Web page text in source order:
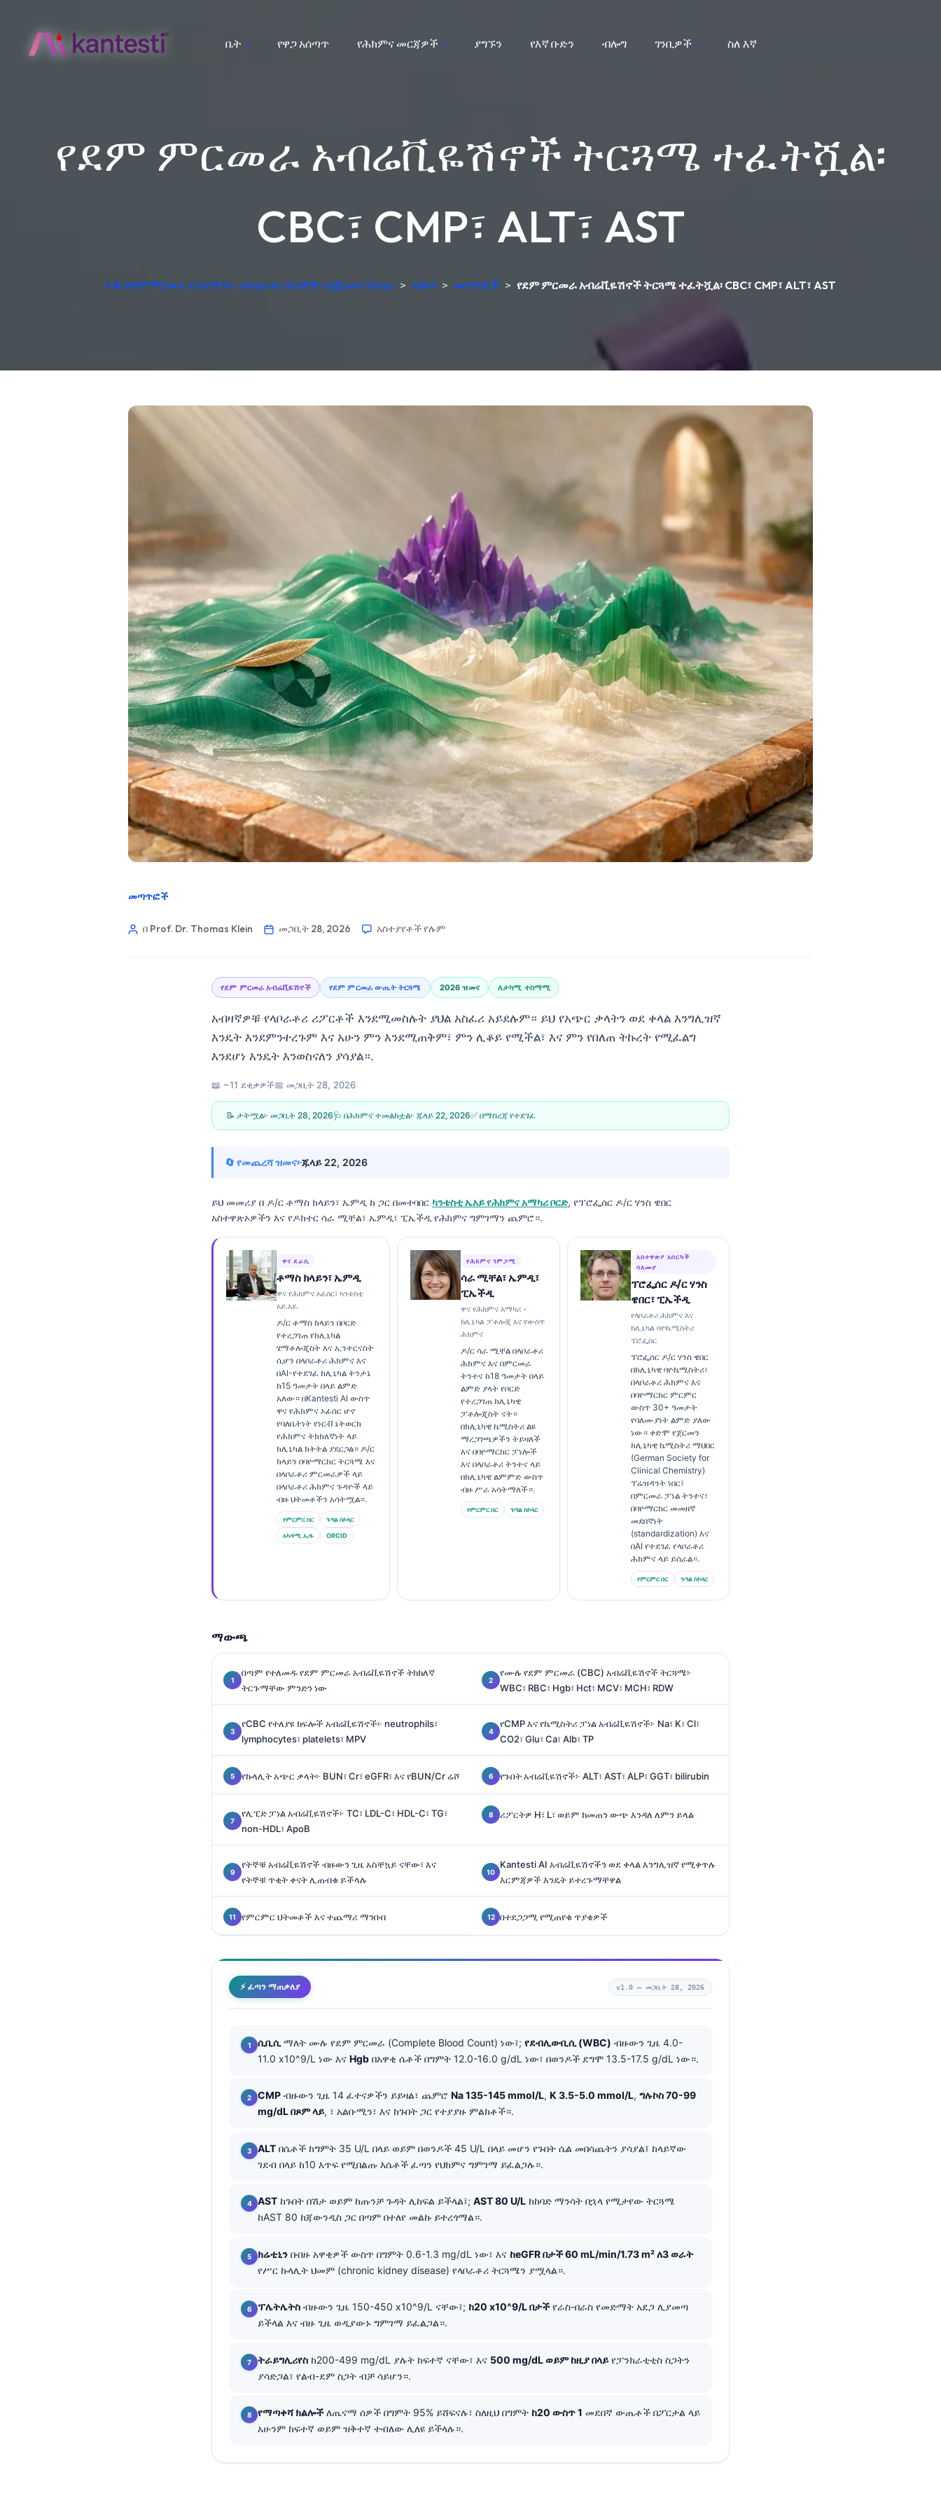
ቤት የዋጋ አሰጣጥ የሕክምና መርጃዎች ያግኙን የእኛ ቡድን ብሎግ ገንቢዎች ስለ እኛ
የደም ምርመራ አብሬቪዬሽኖች ትርጓሜ ተፈትሿል፡
CBC፣ CMP፣ ALT፣ AST
የ AI የደም ምርመራ ተንታኝ ነፃ - የላብራቶሪ ትርጓሜ ፣ በጀርመን የተሰራ > ብሎግ > መጣጥፎች > የደም ምርመራ አብሬቪዬሽኖች ትርጓሜ ተፈትሿል፡ CBC፣ CMP፣ ALT፣ AST
መጣጥፎች
በ Prof. Dr. Thomas Klein መጋቢት 28, 2026 አስተያየቶች የሉም
የደም ምርመራ አብሬቪዬሽኖች የደም ምርመራ ውጤት ትርጓሜ 2026 ዝመና ለታካሚ ተስማሚ
አብዛኛዎቹ የላቦራቶሪ ሪፖርቶች እንደሚመስሉት ያህል አስፈሪ አይደሉም። ይህ የአጭር ቃላትን ወደ ቀላል እንግሊዝኛ
እንዴት እንደምንተረጉም እና አሁን ምን እንደሚጠቅም፣ ምን ሊቆይ የሚችል፣ እና ምን የበለጠ ትኩረት የሚፈልግ
እንደሆነ እንዴት እንወስናለን ያሳያል።.
📖 ~11 ደቂቃዎች📅 መጋቢት 28, 2026
📝 ታትሟል፦ መጋቢት 28, 2026🩺 በሕክምና ተመልክቷል፦ ጁላይ 22, 2026✅ በማስረጃ የተደገፈ
🔄 የመጨረሻ ዝመና፦ጁላይ 22, 2026
ይህ መመሪያ በ ዶ/ር ቶማስ ክላይን፣ ኤምዲ ከ ጋር በመተባበር ካንቴስቲ ኤአይ የሕክምና አማካሪ ቦርድ, የፕሮፌሰር ዶ/ር ሃንስ ዌበር
አስተዋጽኦዎችን እና የዶክተር ሳራ ሚቸል፣ ኤምዲ፣ ፒኤችዲ የሕክምና ግምገማን ጨምሮ።.
ዋና ደራሲ
ቶማስ ክላይን፣ ኤምዲ
ዋና የሕክምና ኦፊሰር፣ ካንቴስቲ
አይ.አይ.
ዶ/ር ቶማስ ክላይን በቦርድ
የተረጋገጠ የክሊኒካል
ሄማቶሎጂስት እና ኢንተርናስት
ሲሆን በላቦራቶሪ ሕክምና እና
በAI-የተደገፈ ክሊኒካል ትንታኔ
ከ15 ዓመታት በላይ ልምድ
አለው። በKantesti AI ውስጥ
ዋና የሕክምና ኦፊሰር ሆኖ
የባለቤትነት የነርቭ ኔትወርክ
የሕክምና ትክክለኛነት ላይ
ክሊኒካል ክትትል ያደርጋል። ዶ/ር
ክላይን በባዮማርከር ትርጓሜ እና
በላቦራቶሪ ምርመራዎች ላይ
በላቦራቶሪ ሕክምና ጉዳዮች ላይ
ብዙ ህትመቶችን አሳትሟል።.
የምርምር በር ጉግል ስኮላር
አካዳሚ.ኢዱ ORCID
የሕክምና ገምጋሚ
ሳራ ሚቸል፣ ኤምዲ፣
ፒኤችዲ
ዋና የሕክምና አማካሪ -
ክሊኒካል ፓቶሎጂ እና የውስጥ
ሕክምና
ዶ/ር ሳራ ሚቸል በላቦራቶሪ
ሕክምና እና በምርመራ
ትንተና ከ18 ዓመታት በላይ
ልምድ ያላት የቦርድ
የተረጋገጠ ክሊኒካዊ
ፓቶሎጂስት ናት።
በክሊኒካዊ ኬሚስትሪ ልዩ
ማረጋገጫዎችን ትይዛለች
እና በባዮማርከር ፓነሎች
እና በላቦራቶሪ ትንተና ላይ
በክሊኒካዊ ልምምድ ውስጥ
ብዙ ሥራ አሳትማለች።.
የምርምር በር ጉግል ስኮላር
አስተዋጽዖ አበርካች
ባለሙያ
ፕሮፌሰር ዶ/ር ሃንስ
ዌበር፣ ፒኤችዲ
የላቦራቶሪ ሕክምና እና
ክሊኒካል ባዮኬሚስትሪ
ፕሮፌሰር
ፕሮፌሰር ዶ/ር ሃንስ ዌበር
በክሊኒካዊ ባዮኬሚስትሪ፣
በላቦራቶሪ ሕክምና እና
በባዮማርከር ምርምር
ውስጥ 30+ ዓመታት
የባለሙያነት ልምድ ያለው
ነው። ቀድሞ የጀርመን
ክሊኒካዊ ኬሚስትሪ ማህበር
(German Society for
Clinical Chemistry)
ፕሬዝዳንት ነበር፤
በምርመራ ፓነል ትንተና፣
በባዮማርከር መመዘኛ
መደበኛነት
(standardization) እና
በAI የተደገፈ የላቦራቶሪ
ሕክምና ላይ ይሰራል።.
የምርምር በር ጉግል ስኮላር
ማውጫ
በጣም የተለመዱ የደም ምርመራ አብሬቪዬሽኖች ትክክለኛ
ትርጉማቸው ምንድን ነው
የሙሉ የደም ምርመራ (CBC) አብሬቪዬሽኖች ትርጓሜ፦
WBC፣ RBC፣ Hgb፣ Hct፣ MCV፣ MCH፣ RDW
የCBC የተለያዩ ክፍሎች አብሬቪዬሽኖች፦ neutrophils፣
lymphocytes፣ platelets፣ MPV
የCMP እና የኬሚስትሪ ፓነል አብሬቪዬሽኖች፦ Na፣ K፣ Cl፣
CO2፣ Glu፣ Ca፣ Alb፣ TP
የኩላሊት አጭር ቃላት፦ BUN፣ Cr፣ eGFR፣ እና የBUN/Cr ሬሾ የጉበት አብሬቪዬሽኖች፦ ALT፣ AST፣ ALP፣ GGT፣ bilirubin
የሊፒድ ፓነል አብሬቪዬሽኖች፦ TC፣ LDL-C፣ HDL-C፣ TG፣
non-HDL፣ ApoB
ሪፖርትዎ H፣ L፣ ወይም ከመጠን ውጭ እንዳለ ለምን ይላል
የትኞቹ አብሬቪዬሽኖች ብዙውን ጊዜ አስቸኳይ ናቸው፣ እና
የትኞቹ ጥቂት ቀናት ሊጠብቁ ይችላሉ
Kantesti AI አብሬቪዬሽኖችን ወደ ቀላል እንግሊዝኛ የሚቀጥሉ
እርምጃዎች እንዴት ይተረጉማቸዋል
የምርምር ህትመቶች እና ተጨማሪ ማንበብ በተደጋጋሚ የሚጠየቁ ጥያቄዎች
⚡ ፈጣን ማጠቃለያ v1.0 — መጋቢት 28, 2026
ሲቢሲ ማለት ሙሉ የደም ምርመራ (Complete Blood Count) ነው፤; የደብሊውቢሲ (WBC) ብዙውን ጊዜ 4.0-
11.0 x10^9/L ነው እና Hgb በአዋቂ ሴቶች በግምት 12.0-16.0 g/dL ነው፣ በወንዶች ደግሞ 13.5-17.5 g/dL ነው።.
CMP ብዙውን ጊዜ 14 ፈተናዎችን ይይዛል፣ ጨምሮ Na 135-145 mmol/L, K 3.5-5.0 mmol/L, ግሉኮስ 70-99
mg/dL በጾም ላይ, ፣ አልቡሚን፣ እና ከጉበት ጋር የተያያዙ ምልክቶች።.
ALT በሴቶች ከግምት 35 U/L በላይ ወይም በወንዶች 45 U/L በላይ መሆን የጉበት ሴል መበሳጨትን ያሳያል፤ ከላይኛው
ገደብ በላይ ከ10 እጥፍ የሚበልጡ እሴቶች ፈጣን የህክምና ግምገማ ይፈልጋሉ።.
AST ከጉበት በሽታ ወይም ከጡንቻ ጉዳት ሊከፍል ይችላል፤; AST 80 U/L ከከባድ ማንሳት በኋላ የሚታየው ትርጓሜ
ከAST 80 ከጃውንዲስ ጋር በጣም በተለየ መልኩ ይተረጎማል።.
ክሬቲኒን በብዙ አዋቂዎች ውስጥ በግምት 0.6-1.3 mg/dL ነው፣ እና ከeGFR በታች 60 mL/min/1.73 m² ለ3 ወራት
የሥር ኩላሊት ህመም (chronic kidney disease) የላቦራቶሪ ትርጓሜን ያሟላል።.
ፕሌትሌትስ ብዙውን ጊዜ 150-450 x10^9/L ናቸው፤; ከ20 x10^9/L በታችየራስ-በራስ የመድማት አደጋ ሊያመጣ
ይችላል እና ብዙ ጊዜ ወዲያውኑ ግምገማ ይፈልጋል።.
ትራይግሊሪየስ ከ200-499 mg/dL ያሉት ከፍተኛ ናቸው፣ እና 500 mg/dL ወይም ከዚያ በላይየፓንክራቲቲስ ስጋትን
ያሳድጋል፣ የልብ-ደም ስጋት ብቻ ሳይሆን።.
የማጣቀሻ ክልሎችለጤናማ ሰዎች በግምት 95% ይሸፍናሉ፣ ስለዚህ በግምት ከ20 ውስጥ 1 መደበኛ ውጤቶች በፖርታል ላይ
አሁንም ከፍተኛ ወይም ዝቅተኛ ተብለው ሊለዩ ይችላሉ።.